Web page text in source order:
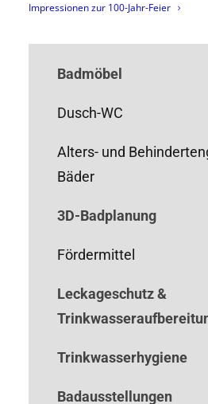
Impressionen zur 100-Jahr-Feier
Badmöbel
Dusch-WC
Alters- und
Bäder
3D-Badplanung
Fördermittel
Leckageschutz &
Trinkwasserhygiene
Badausstellungen